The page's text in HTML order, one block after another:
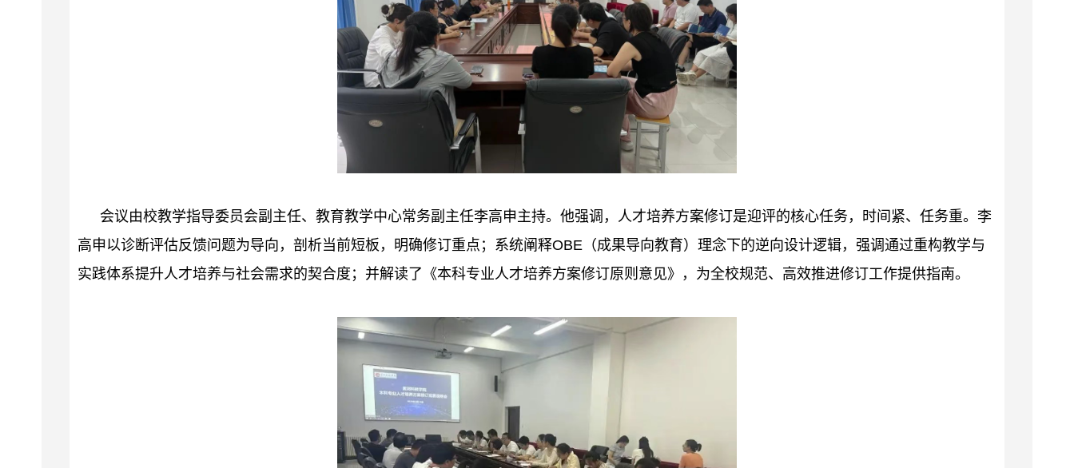
会议由校教学指导委员会副主任、教育教学中心常务副主任李高申主持。他强调，人才培养方案修订是迎评的核心任务，时间紧、任务重。李
高申以诊断评估反馈问题为导向，剖析当前短板，明确修订重点；系统阐释OBE（成果导向教育）理念下的逆向设计逻辑，强调通过重构教学与
实践体系提升人才培养与社会需求的契合度；并解读了《本科专业人才培养方案修订原则意见》，为全校规范、高效推进修订工作提供指南。